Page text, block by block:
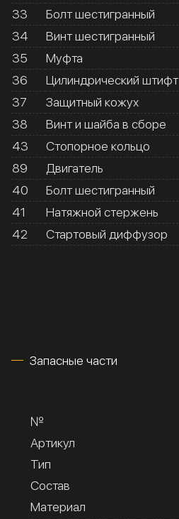
33
Болт шестигранный
34
Винт шестигранный
35
Муфта
36
Цилиндрический штифт
37
Защитный кожух
38
Винт и шайба в сборе
43
Стопорное кольцо
89
Двигатель
40
Болт шестигранный
41
Натяжной стержень
42
Стартовый диффузор
Запасные части
№
Артикул
Тип
Состав
Материал